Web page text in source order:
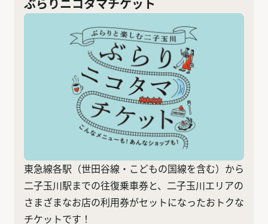
ぶらりニコタマチケット
東急線各駅（世田谷線・こどもの国線を含む）から
二子玉川駅までの往復乗車券と、二子玉川エリアの
さまざまなお店の利用券がセットになったおトクな
チケットです！